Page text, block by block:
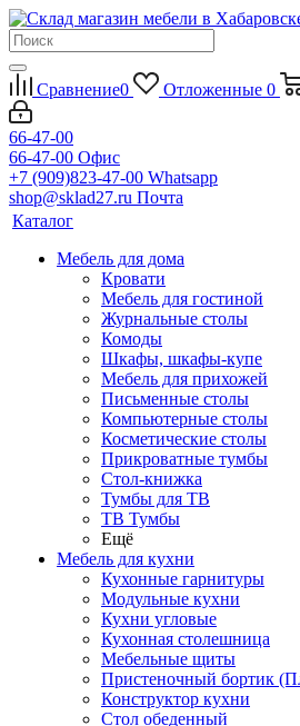
Сравнение0 Отложенные 0
66-47-00
66-47-00 Офис
+7 (909)823-47-00 Whatsapp
shop@sklad27.ru Почта
Каталог
Мебель для дома
Кровати
Мебель для гостиной
Журнальные столы
Комоды
Шкафы, шкафы-купе
Мебель для прихожей
Письменные столы
Компьютерные столы
Косметические столы
Прикроватные тумбы
Стол-книжка
Тумбы для ТВ
ТВ Тумбы
Ещё
Мебель для кухни
Кухонные гарнитуры
Модульные кухни
Кухни угловые
Кухонная столешница
Мебельные щиты
Пристеночный бортик
Конструктор кухни
Стол обеденный